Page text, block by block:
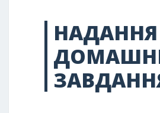
НАДАННЯ